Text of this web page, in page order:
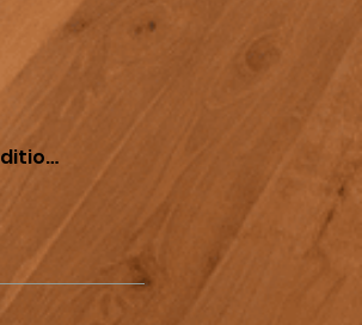
Terms and Conditions